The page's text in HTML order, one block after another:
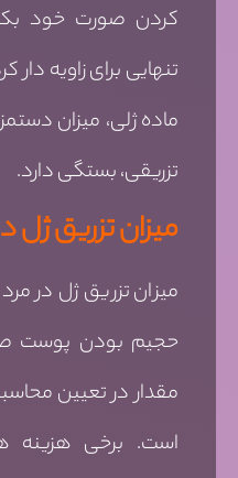
کردن صورت خود
تنهایی برای زاویه
ماده ژلی، میزان
تزریقی، بستگی دارد.
میزان تزریق ژل
میزان تزریق ژل در
حجیم بودن پوست
مقدار در تعیین
است. برخی هزینه